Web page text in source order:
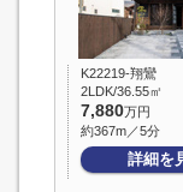
K22219-翔鸞
2LDK/36.55㎡
7,880万円
約367m／5分
詳細を